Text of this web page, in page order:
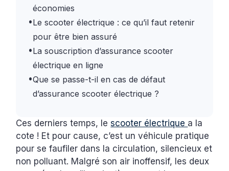
économies
•Le scooter électrique : ce qu’il faut retenir
pour être bien assuré
•La souscription d’assurance scooter
électrique en ligne
•Que se passe-t-il en cas de défaut
d’assurance scooter électrique ?
Ces derniers temps, lescooter électrique a la
cote ! Et pour cause, c’est un véhicule pratique
pour se faufiler dans la circulation, silencieux et
non polluant. Malgré son air inoffensif, les deux